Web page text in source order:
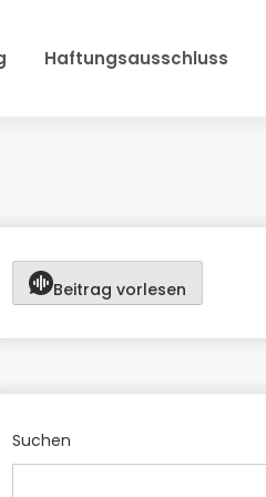
Haftungsausschluss
Beitrag vorlesen
Suchen